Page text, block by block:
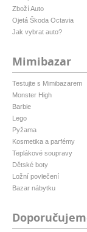
Zboží Auto
Ojetá Škoda Octavia
Jak vybrat auto?
Mimibazar
Testujte s Mimibazarem
Monster High
Barbie
Lego
Pyžama
Kosmetika a parfémy
Teplákové soupravy
Dětské boty
Ložní povlečení
Bazar nábytku